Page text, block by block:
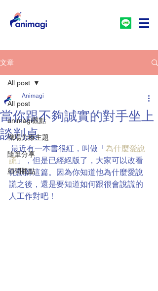
文章
All post
animagi觀點
職場芳療主題
隨筆分享
顧問觀點
All post
當你跟不夠誠實的對手坐上
談判桌
Animagi
最近有一本書很紅，叫做「為什麼愛說
謊」，但是已經絕版了，大家可以改看
化獸師這篇。因為你知道他為什麼愛說
謊之後，還是要知道如何跟很會說謊的
人工作對吧！